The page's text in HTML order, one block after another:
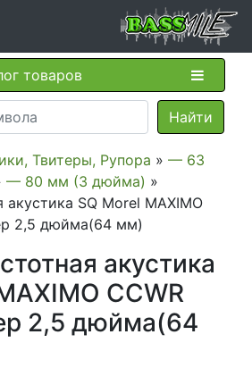
товаров
Твитеры, Рупора » — 63
— 80 мм (3 дюйма) »
акустика SQ Morel MAXIMO
2,5 дюйма(64 мм)
акустика
CCWR
2,5 дюйма(64